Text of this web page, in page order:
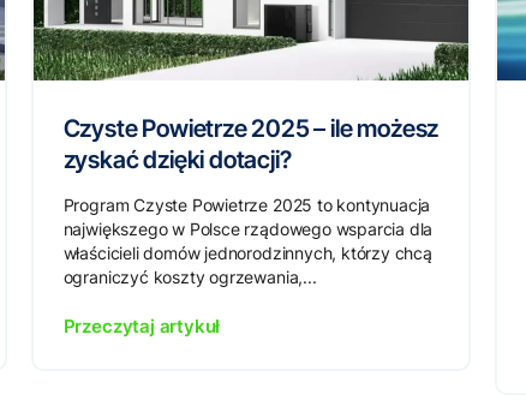
Czyste Powietrze 2025 – ile możesz
zyskać dzięki dotacji?
Program Czyste Powietrze 2025 to kontynuacja
największego w Polsce rządowego wsparcia dla
właścicieli domów jednorodzinnych, którzy chcą
ograniczyć koszty ogrzewania,...
Przeczytaj artykuł